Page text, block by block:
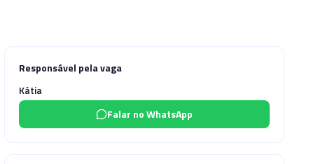
Responsável pela vaga
Kátia
Falar no WhatsApp